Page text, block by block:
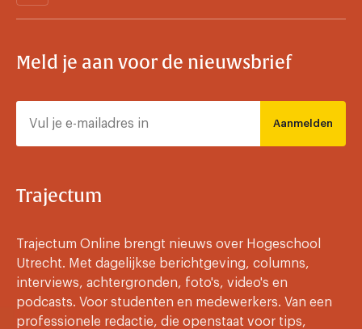
Meld je aan voor de nieuwsbrief
Aanmelden
Trajectum
Trajectum Online brengt nieuws over Hogeschool
Utrecht. Met dagelijkse berichtgeving, columns,
interviews, achtergronden, foto's, video's en
podcasts. Voor studenten en medewerkers. Van een
professionele redactie, die openstaat voor tips,